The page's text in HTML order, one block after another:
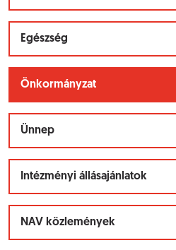
Egészség
Önkormányzat
Ünnep
Intézményi állásajánlatok
NAV közlemények